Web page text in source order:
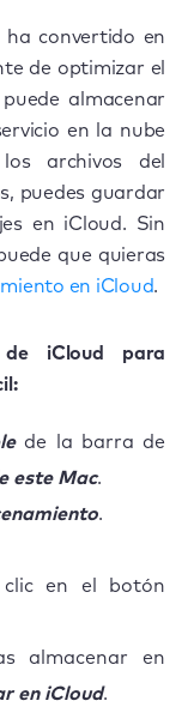
ha convertido en
de optimizar el
almacenar
en la nube
archivos del
puedes guardar
en iCloud. Sin
que quieras
en iCloud.
de iCloud para
de la barra de
este Mac.
.
clic en el botón
almacenar en
en iCloud.